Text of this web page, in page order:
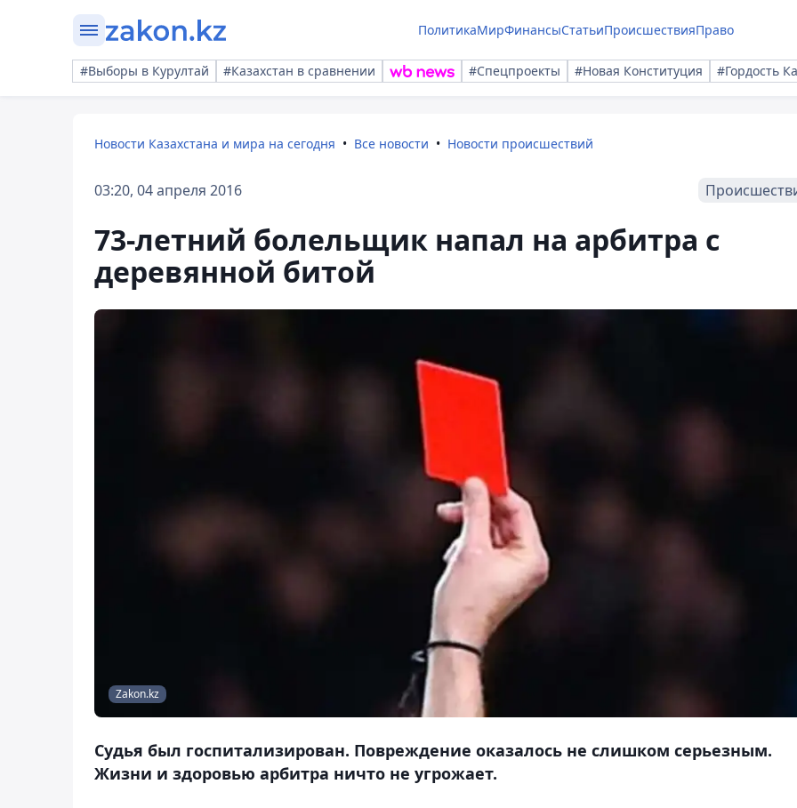
ПолитикаМирФинансыСтатьиПроисшествияПраво
#Выборы в Курултай #Казахстан в сравнении #Спецпроекты #Новая Конституция #Гордость
Новости Казахстана и мира на сегодня Все новости Новости происшествий
03:20, 04 апреля 2016
73-летний болельщик напал на арбитра с
деревянной битой
Zakon.kz
Судья был госпитализирован. Повреждение оказалось не слишком серьезным.
Жизни и здоровью арбитра ничто не угрожает.